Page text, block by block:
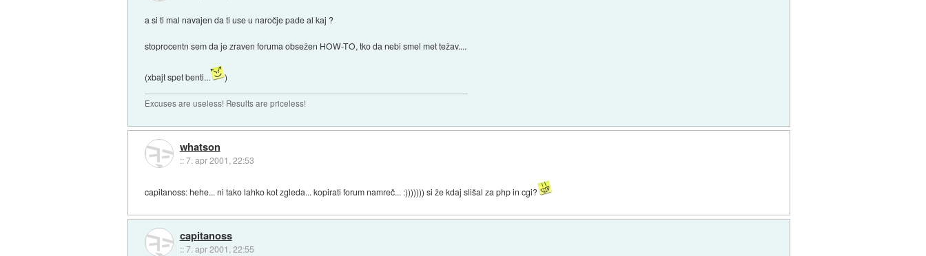
a si ti mal navajen da ti use u naročje pade al kaj ?
stoprocentn sem da je zraven foruma obsežen HOW-TO, tko da nebi smel met težav....
(xbajt spet benti... )
Excuses are useless! Results are priceless!
whatson
::7. apr 2001, 22:53
capitanoss: hehe... ni tako lahko kot zgleda... kopirati forum namreč... :))))))) si že kdaj slišal za php in cgi?
capitanoss
::7. apr 2001, 22:55